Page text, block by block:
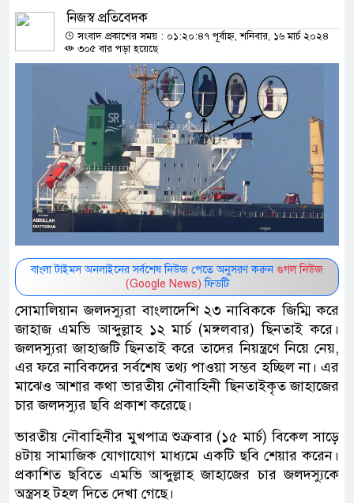
নিজস্ব প্রতিবেদক
সংবাদ প্রকাশের সময় : ০১:২০:৪৭ পূর্বাহ্ন, শনিবার, ১৬ মার্চ ২০২৪
৩০৫ বার পড়া হয়েছে
বাংলা টাইমস অনলাইনের সর্বশেষ নিউজ পেতে অনুসরণ করুন গুগল নিউজ
(Google News) ফিডটি
সোমালিয়ান জলদস্যুরা বাংলাদেশি ২৩ নাবিককে জিম্মি করে
জাহাজ এমভি আব্দুল্লাহ ১২ মার্চ (মঙ্গলবার) ছিনতাই করে।
জলদস্যুরা জাহাজটি ছিনতাই করে তাদের নিয়ন্ত্রণে নিয়ে নেয়,
এর ফরে নাবিকদের সর্বশেষ তথ্য পাওয়া সম্ভব হচ্ছিল না। এর
মাঝেও আশার কথা ভারতীয় নৌবাহিনী ছিনতাইকৃত জাহাজের
চার জলদস্যুর ছবি প্রকাশ করেছে।
ভারতীয় নৌবাহিনীর মুখপাত্র শুক্রবার (১৫ মার্চ) বিকেল সাড়ে
৪টায় সামাজিক যোগাযোগ মাধ্যমে একটি ছবি শেয়ার করেন।
প্রকাশিত ছবিতে এমভি আব্দুল্লাহ জাহাজের চার জলদস্যুকে
অস্ত্রসহ টহল দিতে দেখা গেছে।